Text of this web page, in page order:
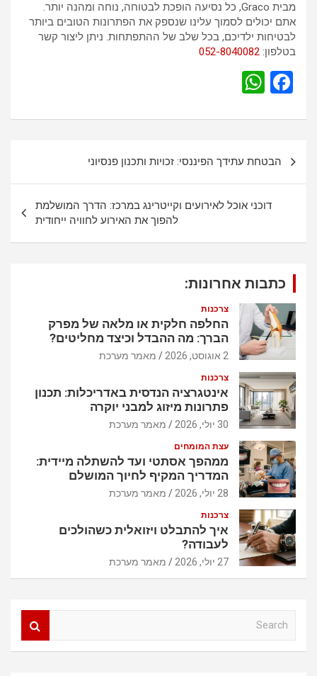
מבית Graco, כל נסיעה הופכת לבטוחה, נוחה ומהנה יותר.
אתם יכולים לסמוך עלינו שנספק את הפתרונות הטובים ביותר
לבטיחות ילדיכם, בכל שלב של ההתפתחות. ניתן ליצור קשר
בטלפון: 052-8040082
F
ce
o
o
k
at
A
p
p
ט
הבטחת עתידך הפיננסי: זכויות ותכנון פנסיוני
דוכני אוכל לאירועים וקייטרינג במרכז: הדרך המושלמת
להפוך את האירוע לחוויה ייחודית
כתבות אחרונות:
צרכנות
החלפה חלקית או מלאה של מפרק
הברך: מה ההבדל וכיצד מחליטים?
2 אוגוסט, 2026 מאמר מערכת
צרכנות
אינטגרציה הנדסית באדריכלות: תכנון
פתרונות מיזוג למבני יוקרה
30 יולי, 2026 מאמר מערכת
עצת המומחים
ממהפך אסתטי ועד להשתלה מיידית:
המדריך המקיף לחיוך המושלם
28 יולי, 2026 מאמר מערכת
צרכנות
איך להתבלט ויזואלית כשהולכים
לעבודה?
27 יולי, 2026 מאמר מערכת